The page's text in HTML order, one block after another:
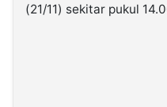
2026(21/11) sekitar pukul